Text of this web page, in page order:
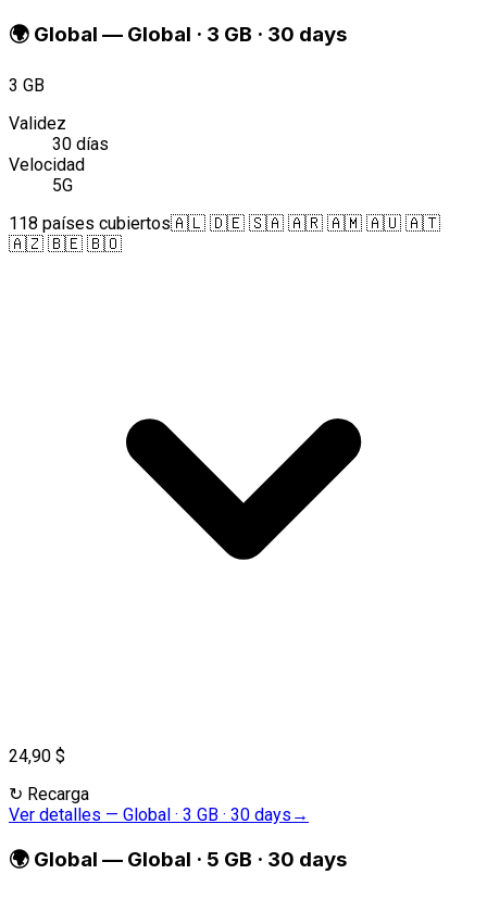
🌍 Global — Global · 3 GB · 30 days
3 GB
Validez
30 días
Velocidad
5G
118 países cubiertos🇦🇱 🇩🇪 🇸🇦 🇦🇷 🇦🇲 🇦🇺 🇦🇹
🇦🇿 🇧🇪 🇧🇴
24,90 $
↻ Recarga
Ver detalles — Global · 3 GB · 30 days →
🌍 Global — Global · 5 GB · 30 days